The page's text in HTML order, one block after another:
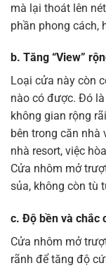
mà lại thoát lên
phần phong cách,
b. Tăng “View”
Loại cửa này còn
nào có được. Đó
không gian rộng
bên trong căn nhà
nhà resort, việc
Cửa nhôm mở
sủa, không còn tù
c. Độ bền và chắc
Cửa nhôm mở
rãnh để tăng độ